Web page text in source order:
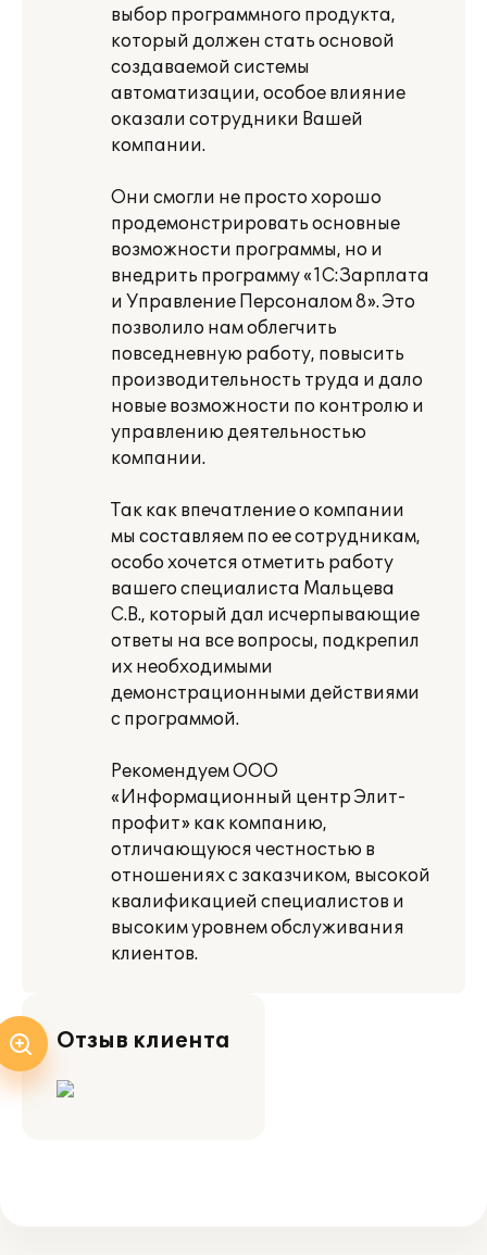
выбор программного продукта,
который должен стать основой
создаваемой системы
автоматизации, особое влияние
оказали сотрудники Вашей
компании.
Они смогли не просто хорошо
продемонстрировать основные
возможности программы, но и
внедрить программу «1С:Зарплата
и Управление Персоналом 8». Это
позволило нам облегчить
повседневную работу, повысить
производительность труда и дало
новые возможности по контролю и
управлению деятельностью
компании.
Так как впечатление о компании
мы составляем по ее сотрудникам,
особо хочется отметить работу
вашего специалиста Мальцева
С.В., который дал исчерпывающие
ответы на все вопросы, подкрепил
их необходимыми
демонстрационными действиями
с программой.
Рекомендуем ООО
«Информационный центр Элит-
профит» как компанию,
отличающуюся честностью в
отношениях с заказчиком, высокой
квалификацией специалистов и
высоким уровнем обслуживания
клиентов.
Отзыв клиента